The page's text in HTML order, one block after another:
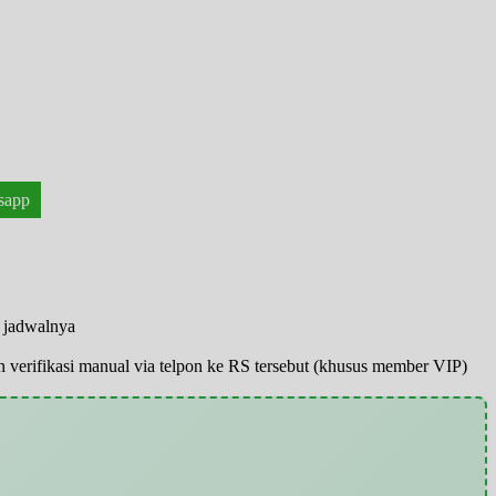
verifikasi manual via telpon ke RS tersebut (khusus member VIP)